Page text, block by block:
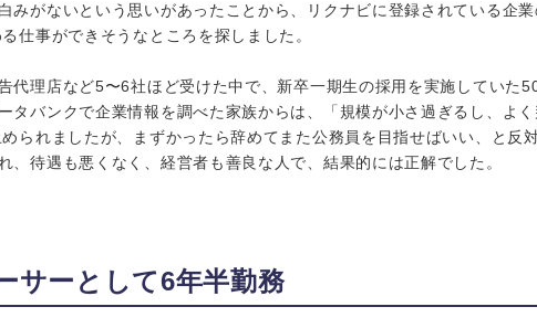
みがないという思いがあったことから、リクナビに登録されている企
仕事ができそうなところを探しました。
代理店など5〜6社ほど受けた中で、新卒一期生の採用を実施していた
タバンクで企業情報を調べた家族からは、「規模が小さ過ぎるし、よ
られましたが、まずかったら辞めてまた公務員を目指せばいい、と反
、待遇も悪くなく、経営者も善良な人で、結果的には正解でした。
サーとして6年半勤務